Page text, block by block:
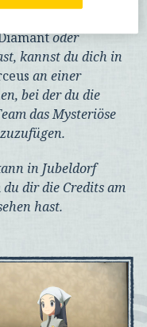
oder
kannst du dich in
an einer
bei der du die
das Mysteriöse
in Jubeldorf
dir die Credits am
hast.